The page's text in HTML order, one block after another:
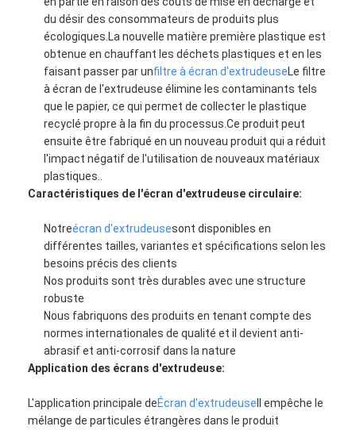
Produits
A propos de nous
Visite d'usine
Contrôle de la qualité
Contact
nouvelles
Parlez Maintenant.
Maillage en acier inoxydable X tend
écran filtrant pour extrudeuse
Paquet d'écran d'extrudeur
Maille de câble métallique
du désir des consommateurs de produits plus
écologiques.La nouvelle matière première plastique est
obtenue en chauffant les déchets plastiques et en les
faisant passer par unfiltre à écran d'extrudeuseLe filtre
à écran de l'extrudeuse élimine les contaminants tels
que le papier, ce qui permet de collecter le plastique
recyclé propre à la fin du processus.Ce produit peut
ensuite être fabriqué en un nouveau produit qui a réduit
l'impact négatif de l'utilisation de nouveaux matériaux
plastiques..
Caractéristiques de l'écran d'extrudeuse circulaire:
Notreécran d'extrudeusesont disponibles en
différentes tailles, variantes et spécifications selon les
besoins précis des clients
Nos produits sont très durables avec une structure
robuste
Nous fabriquons des produits en tenant compte des
normes internationales de qualité et il devient anti-
abrasif et anti-corrosif dans la nature
Application des écrans d'extrudeuse:
L'application principale deÉcran d'extrudeuse Il empêche le
mélange de particules étrangères dans le produit